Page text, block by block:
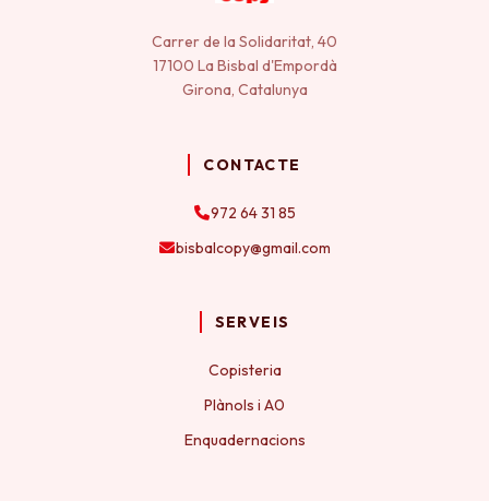
Carrer de la Solidaritat, 40
17100 La Bisbal d'Empordà
Girona, Catalunya
CONTACTE
972 64 31 85
bisbalcopy@gmail.com
SERVEIS
Copisteria
Plànols i A0
Enquadernacions